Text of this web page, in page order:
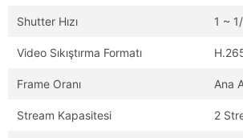
Shutter Hızı 1 ~
Video Sıkıştırma Formatı
Frame Oranı Ana
Stream Kapasitesi 2